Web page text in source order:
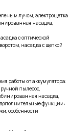
лучом, электрощетка
насадка,
с оптической
насадка с щеткой
работы от аккумулятора:
пылесос,
насадка,
функции:
особенности